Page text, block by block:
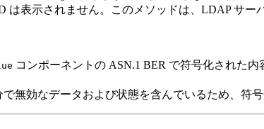
は表示されません。このメソッドは、LDAP サ
コンポーネントの ASN.1 BER で符号化された
で無効なデータおよび状態を含んでいるため、符